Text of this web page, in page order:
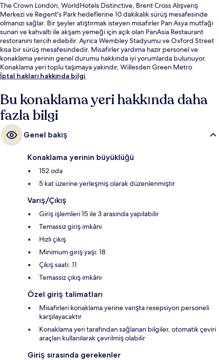
The Crown London, WorldHotels Distinctive, Brent Cross Alışveriş
Merkezi ve Regent's Park hedeflerine 10 dakikalık sürüş mesafesinde
olmanızı sağlar. Bir şeyler atıştırmak isteyen misafirler Pan Asya mutfağı
sunan ve kahvaltı ile akşam yemeği için açık olan PanAsia Restaurant
restoranını tercih edebilir. Ayrıca Wembley Stadyumu ve Oxford Street
kısa bir sürüş mesafesindedir. Misafirler yardıma hazır personel ve
konaklama yerinin genel durumu hakkında iyi yorumlarda bulunuyor.
Konaklama yeri toplu taşımaya yakındır, Willesden Green Metro
İstasyonu 13 dakikalık yürüme mesafesindedir.
İptal hakları hakkında bilgi
Bu konaklama yeri hakkında daha
fazla bilgi
Genel bakış
Konaklama yerinin büyüklüğü
152 oda
5 kat üzerine yerleşmiş olarak düzenlenmiştir
Varış/Çıkış
Giriş işlemleri 15 ile 3 arasında yapılabilir
Temassız giriş imkânı
Hızlı çıkış
Minimum giriş yaşı: 18
Çıkış saati: 11
Temassız çıkış imkânı
Özel giriş talimatları
Misafirleri konaklama yerine varışta resepsiyon personeli
karşılayacaktır
Konaklama yeri tarafından sağlanan bilgiler, otomatik çeviri
araçları kullanılarak çevrilmiş olabilir
Giriş sırasında gerekenler